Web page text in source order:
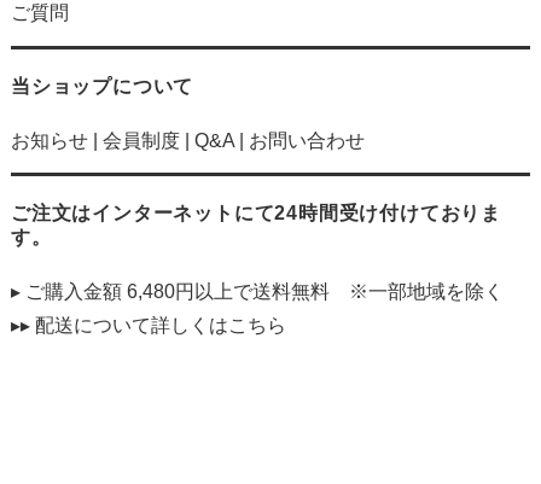
ご質問
当ショップについて
お知らせ| 会員制度| Q&A| お問い合わせ
ご注文はインターネットにて24時間受け付けておりま
す。
▸ ご購入金額 6,480円以上で送料無料 ※一部地域を除く
▸▸ 配送について詳しくはこちら